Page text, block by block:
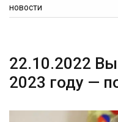
новости
22.10.2022
2023 году —